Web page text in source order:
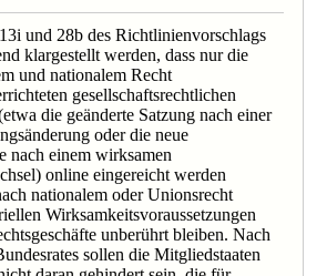
und 28b des Richtlinienvorschlags
klargestellt werden, dass nur die
und nationalem Recht
gesellschaftsrechtlichen
die geänderte Satzung nach einer
oder die neue
nach einem wirksamen
online eingereicht werden
nationalem oder Unionsrecht
Wirksamkeitsvoraussetzungen
unberührt bleiben. Nach
sollen die Mitgliedstaaten